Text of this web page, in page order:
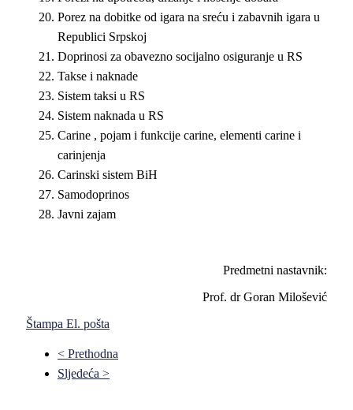
Porez na dobitke od igara na sreću i zabavnih igara u
Republici Srpskoj
Doprinosi za obavezno socijalno osiguranje u RS
Takse i naknade
Sistem taksi u RS
Sistem naknada u RS
Carine , pojam i funkcije carine, elementi carine i
carinjenja
Carinski sistem BiH
Samodoprinos
Javni zajam
Predmetni nastavnik:
Prof. dr Goran Milošević
Štampa El. pošta
< Prethodna
Sljedeća >